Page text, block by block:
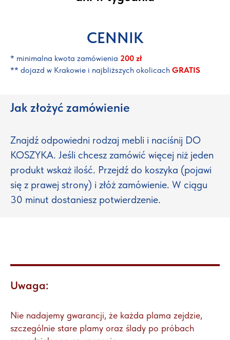
CENNIK
* minimalna kwota zamówienia 200 zł
** dojazd w Krakowie i najbliższych okolicach GRATIS
Jak złożyć zamówienie
Znajdź odpowiedni rodzaj mebli i naciśnij DO
KOSZYKA. Jeśli chcesz zamówić więcej niż jeden
produkt wskaż ilość. Przejdź do koszyka (pojawi
się z prawej strony) i złóż zamówienie. W ciągu
30 minut dostaniesz potwierdzenie.
Uwaga:
Nie nadajemy gwarancji, że każda plama zejdzie,
szczególnie stare plamy oraz ślady po próbach